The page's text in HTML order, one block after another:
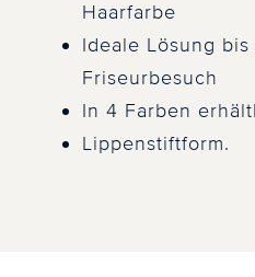
Haarfarbe
Ideale Lösung
Friseurbesuch
In 4 Farben
Lippenstiftform.